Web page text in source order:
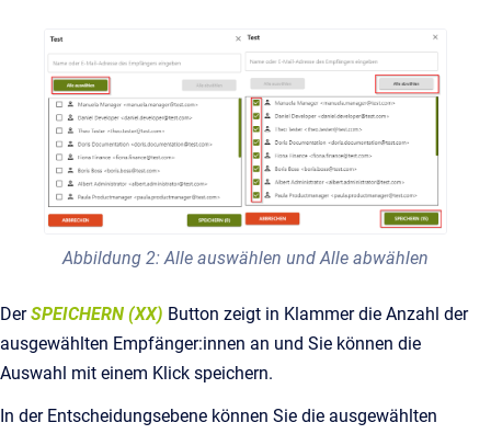
Abbildung 2: Alle auswählen und Alle abwählen
DerSPEICHERN (XX) Button zeigt in Klammer die Anzahl der
ausgewählten Empfänger:innen an und Sie können die
Auswahl mit einem Klick speichern.
In der Entscheidungsebene können Sie die ausgewählten